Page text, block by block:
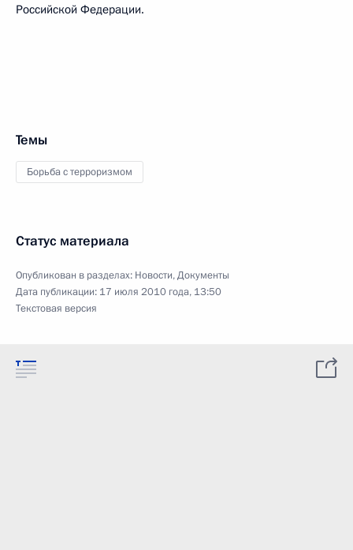
Российской Федерации.
Темы
Борьба с терроризмом
Статус материала
Опубликован в разделах: Новости,Документы
Дата публикации: 17 июля 2010 года, 13:50
Текстовая версия